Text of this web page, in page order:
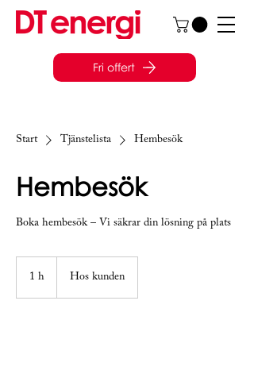
Fri offert
Start Tjänstelista Hembesök
Hembesök
Boka hembesök – Vi säkrar din lösning på plats
1 h Hos kunden